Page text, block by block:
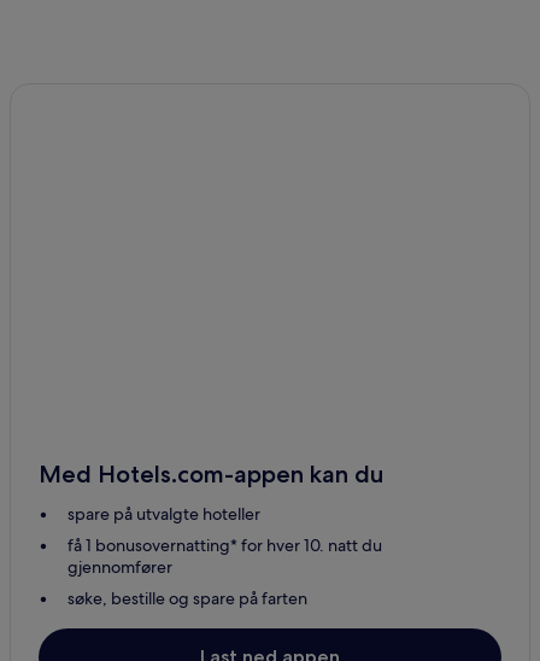
Med Hotels.com-appen kan du
spare på utvalgte hoteller
få 1 bonusovernatting* for hver 10. natt du
gjennomfører
søke, bestille og spare på farten
Last ned appen